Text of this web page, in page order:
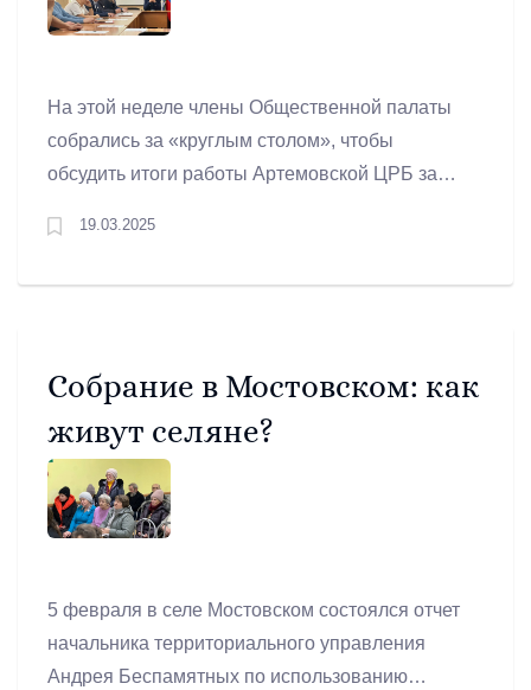
На этой неделе члены Общественной палаты
собрались за «круглым столом», чтобы
обсудить итоги работы Артемовской ЦРБ за
докладом о создании реестра захоронений
19.03.2025
Собрание в Мостовском: как
живут селяне?
5 февраля в селе Мостовском состоялся отчет
начальника территориального управления
Андрея Беспамятных по использованию